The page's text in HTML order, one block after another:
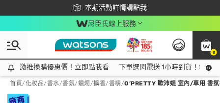
本期活動詳情請點我
下載app最高回饋$350
屈臣氏線上服務
0
激推換購優惠價！立即點我看
激推換購優惠價！立即點我看 下單選閃電送 1小時到貨！領神
首頁/化妝品/香水/香氛/蠟燭/擴香/香精/O’PRETTY 歐沛媞 室內/車用 香